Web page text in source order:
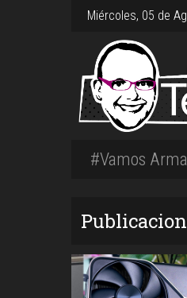
Miércoles, 05 de
#Vamos